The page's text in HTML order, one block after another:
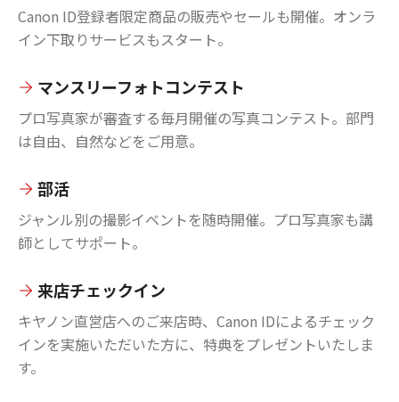
Canon ID登録者限定商品の販売やセールも開催。オンラ
イン下取りサービスもスタート。
マンスリーフォトコンテスト
プロ写真家が審査する毎月開催の写真コンテスト。部門
は自由、自然などをご用意。
部活
ジャンル別の撮影イベントを随時開催。プロ写真家も講
師としてサポート。
来店チェックイン
キヤノン直営店へのご来店時、Canon IDによるチェック
インを実施いただいた方に、特典をプレゼントいたしま
す。